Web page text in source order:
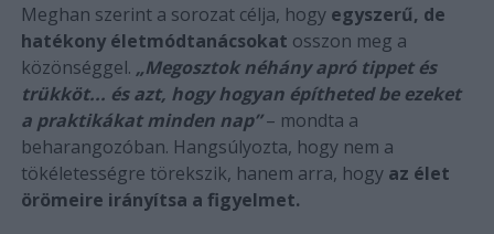
Meghan szerint a sorozat célja, hogy egyszerű, de
hatékony életmódtanácsokat osszon meg a
közönséggel. „Megosztok néhány apró tippet és
trükköt... és azt, hogy hogyan építheted be ezeket
a praktikákat minden nap” – mondta a
beharangozóban. Hangsúlyozta, hogy nem a
tökéletességre törekszik, hanem arra, hogy az élet
örömeire irányítsa a figyelmet.